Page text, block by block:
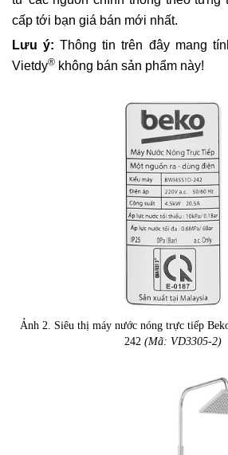
cấp tới bạn giá bán mới nhất.
Lưu ý: Thông tin trên đây mang
Vietdy® không bán sản phẩm này!
Ảnh 2. Siêu thị máy nước nóng trực tiếp
242 (Mã: VD3305-2)